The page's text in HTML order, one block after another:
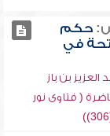
حكم
في
العزيز بن باز
( فتاوى نور